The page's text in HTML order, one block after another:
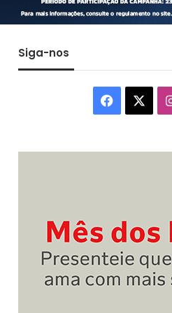
Siga-nos
Facebook